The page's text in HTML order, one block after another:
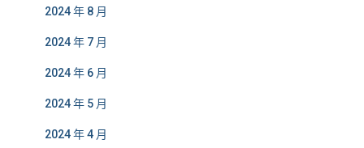
2024 年 8 月
2024 年 7 月
2024 年 6 月
2024 年 5 月
2024 年 4 月